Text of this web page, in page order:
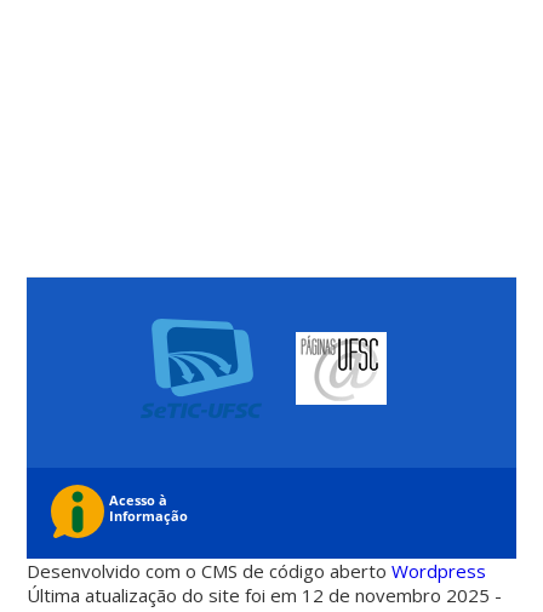
Desenvolvido com o CMS de código abertoWordpress
Última atualização do site foi em 12 de novembro 2025 -